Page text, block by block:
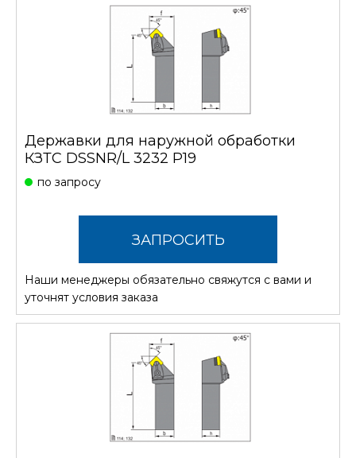
Державки для наружной обработки
КЗТС DSSNR/L 3232 P19
по запросу
ЗАПРОСИТЬ
СТОИМОСТЬ
Наши менеджеры обязательно свяжутся с вами и
уточнят условия заказа